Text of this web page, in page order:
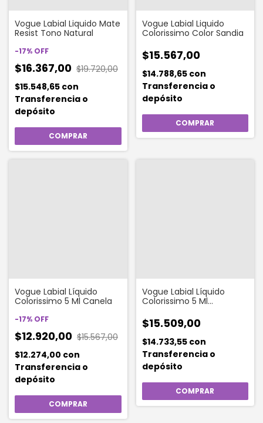
Vogue Labial Liquido Mate
Resist Tono Natural
-17% OFF
$16.367,00 $19.720,00
$15.548,65 con
Transferencia o
depósito
Vogue Labial Liquido
Colorissimo Color Sandia
$15.567,00
$14.788,65 con
Transferencia o
depósito
Vogue Labial Líquido
Colorissimo 5 Ml Canela
-17% OFF
$12.920,00 $15.567,00
$12.274,00 con
Transferencia o
depósito
Vogue Labial Líquido
Colorissimo 5 Ml
$15.509,00
$14.733,55 con
Transferencia o
depósito